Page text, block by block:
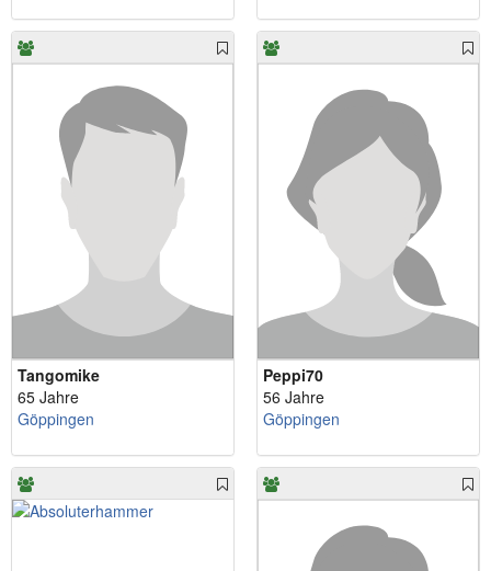
Tangomike
65 Jahre
Göppingen
Peppi70
56 Jahre
Göppingen